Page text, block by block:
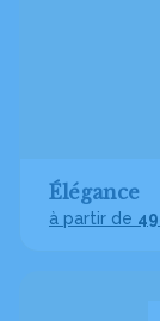
Élégance
à partir de